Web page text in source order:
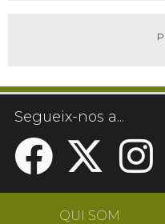
Segueix-nos a...
QUI SOM